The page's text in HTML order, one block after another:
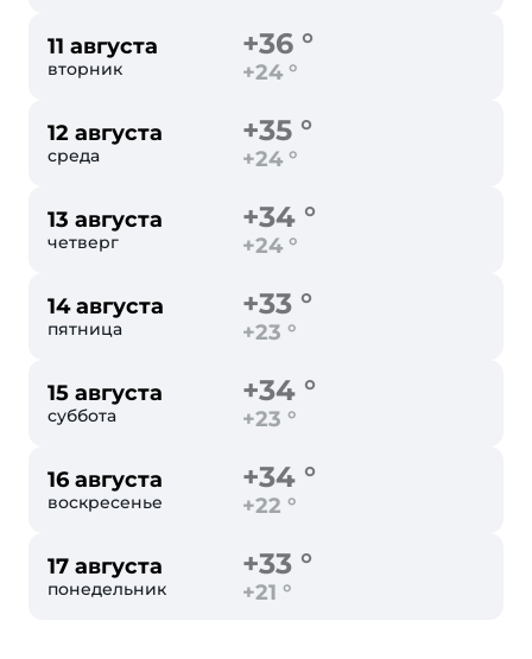
11 августа
вторник
+36 °
+24 °
12 августа
среда
+35 °
+24 °
13 августа
четверг
+34 °
+24 °
14 августа
пятница
+33 °
+23 °
15 августа
суббота
+34 °
+23 °
16 августа
воскресенье
+34 °
+22 °
17 августа
понедельник
+33 °
+21 °